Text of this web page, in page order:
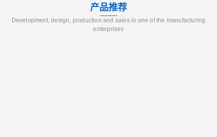
产品推荐
Development, design, production and sales in one of the manufacturing
enterprises